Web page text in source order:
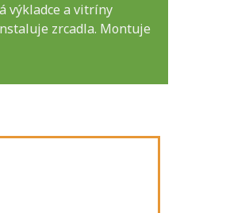
výkladce a vitríny
zrcadla. Montuje